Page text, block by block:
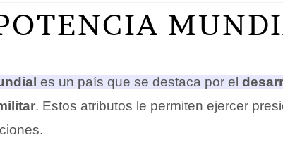
es un país que se destaca por el
. Estos atributos le permiten ejercer